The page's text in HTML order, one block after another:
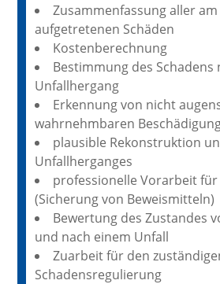
Zusammenfassung aller am
aufgetretenen Schäden
Kostenberechnung
Bestimmung des Schadens
Unfallhergang
Erkennung von nicht
wahrnehmbaren
plausible Rekonstruktion
Unfallherganges
professionelle Vorarbeit
(Sicherung von Beweismitteln)
Bewertung des Zustandes
und nach einem Unfall
Zuarbeit für den
Schadensregulierung